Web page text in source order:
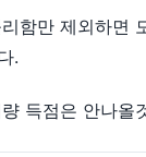
함만 제외하면
.
득점은 안나올